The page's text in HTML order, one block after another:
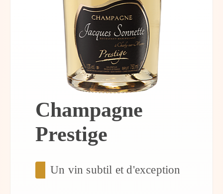
Champagne
Prestige
Un vin subtil et d'exception